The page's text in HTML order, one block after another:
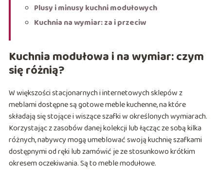
Plusy i minusy kuchni modułowych
Kuchnia na wymiar: za i przeciw
Kuchnia modułowa i na wymiar: czym
się różnią?
W większości stacjonarnych i internetowych sklepów z
meblami dostępne są gotowe meble kuchenne, na które
składają się stojące i wiszące szafki w określonych wymiarach.
Korzystając z zasobów danej kolekcji lub łącząc ze sobą kilka
różnych, nabywcy mogą umeblować swoją kuchnię szafkami
dostępnymi od ręki lub zamówić je ze stosunkowo krótkim
okresem oczekiwania. Są to meble modułowe.